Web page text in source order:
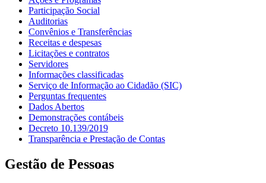
Participação Social
Auditorias
Convênios e Transferências
Receitas e despesas
Licitações e contratos
Servidores
Informações classificadas
Serviço de Informação ao Cidadão (SIC)
Perguntas frequentes
Dados Abertos
Demonstrações contábeis
Decreto 10.139/2019
Transparência e Prestação de Contas
Gestão de Pessoas